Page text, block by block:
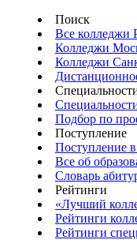
Поиск
Все колледжи
Колледжи
Колледжи
Подбор по
Поступление
Поступление
Все об
Словарь
Рейтинги
«Лучший
Рейтинги
Рейтинги